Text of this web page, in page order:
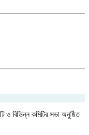
বিভিন্ন কমিটির সভা অনুষ্ঠিত